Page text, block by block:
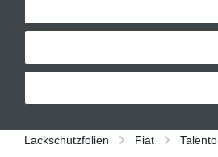
Lackschutzfolien Fiat Talento